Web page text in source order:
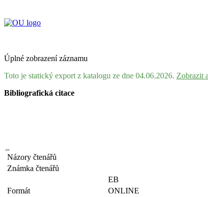
Úplné zobrazení záznamu
Toto je statický export z katalogu ze dne 04.06.2026. Zobrazit
Bibliografická citace
Názory čtenářů
Známka čtenářů
EB
Formát
ONLINE